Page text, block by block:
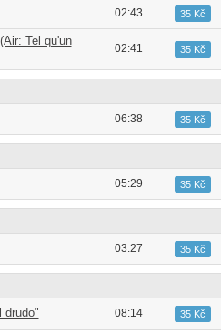
02:43 35 Kč
Tel qu'un
02:41 35 Kč
06:38 35 Kč
05:29 35 Kč
03:27 35 Kč
drudo" 08:14 35 Kč